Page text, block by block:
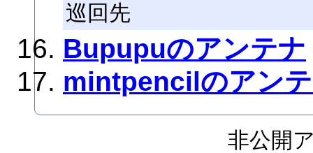
巡回先
Bupupuのアンテナ
mintpencilのアン
非公開